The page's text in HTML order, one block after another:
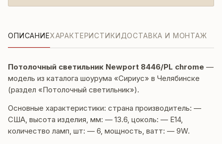
ОПИСАНИЕХАРАКТЕРИСТИКИДОСТАВКА И МОНТАЖ
Потолочный светильник Newport 8446/PL chrome —
модель из каталога шоурума «Сириус» в Челябинске
(раздел «Потолочный светильник»).
Основные характеристики: страна производитель: —
США, высота изделия, мм: — 13.6, цоколь: — E14,
количество ламп, шт: — 6, мощность, ватт: — 9W.